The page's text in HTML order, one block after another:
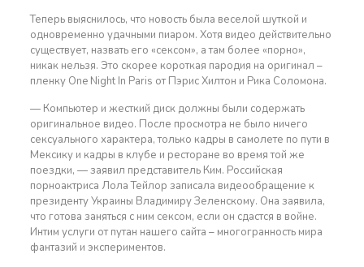
Теперь выяснилось, что новость была веселой шуткой и
одновременно удачными пиаром. Хотя видео действительно
существует, назвать его «сексом», а там более «порно»,
никак нельзя. Это скорее короткая пародия на оригинал –
пленку One Night In Paris от Пэрис Хилтон и Рика Соломона.
— Компьютер и жесткий диск должны были содержать
оригинальное видео. После просмотра не было ничего
сексуального характера, только кадры в самолете по пути в
Мексику и кадры в клубе и ресторане во время той же
поездки, — заявил представитель Ким. Российская
порноактриса Лола Тейлор записала видеообращение к
президенту Украины Владимиру Зеленскому. Она заявила,
что готова заняться с ним сексом, если он сдастся в войне.
Интим услуги от путан нашего сайта – многогранность мира
фантазий и экспериментов.